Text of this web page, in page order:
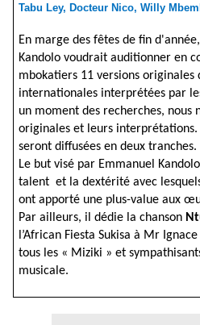
Tabu Ley, Docteur Nico, Willy
En marge des fêtes de fin
Kandolo voudrait auditionner en
mbokatiers 11 versions originales
internationales interprétées par
un moment des recherches, nous
originales et leurs
seront diffusées en deux tranches.
Le but visé par Emmanuel
talent et la dextérité avec
ont apporté une plus-value aux
Par ailleurs, il dédie la chanson
l’African Fiesta Sukisa à Mr
tous les « Miziki » et
musicale.